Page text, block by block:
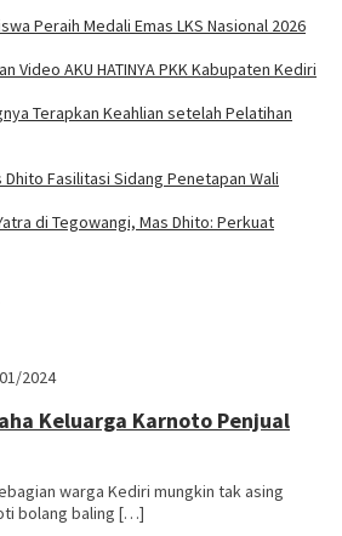
Peraih Medali Emas LKS Nasional 2026
Video AKU HATINYA PKK Kabupaten Kediri
Terapkan Keahlian setelah Pelatihan
Fasilitasi Sidang Penetapan Wali
di Tegowangi, Mas Dhito: Perkuat
2024
Keluarga Karnoto Penjual
warga Kediri mungkin tak asing
bolang baling […]